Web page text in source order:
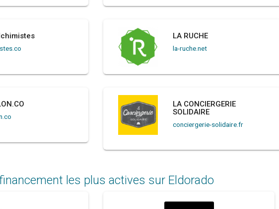
LA RUCHE
la-ruche.net
LA CONCIERGERIE
SOLIDAIRE
conciergerie-solidaire.fr
les plus actives sur Eldorado